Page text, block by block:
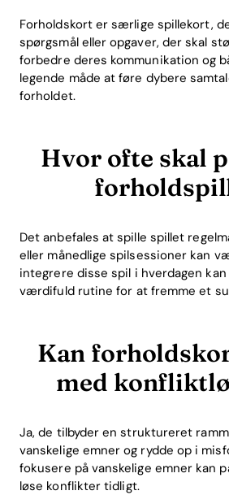
Forholdskort er særlige spillekort,
spørgsmål eller opgaver, der skal
forbedre deres kommunikation og
legende måde at føre dybere
forholdet.
Hvor ofte skal
Det anbefales at spille spillet
eller månedlige spilsessioner kan
integrere disse spil i hverdagen
værdifuld rutine for at fremme et
Kan
med
Ja, de tilbyder en struktureret
vanskelige emner og rydde op i
fokusere på vanskelige emner kan
løse konflikter tidligt.